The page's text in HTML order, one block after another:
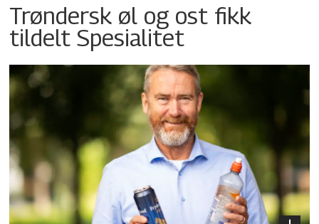
Trøndersk øl og ost fikk
tildelt Spesialitet